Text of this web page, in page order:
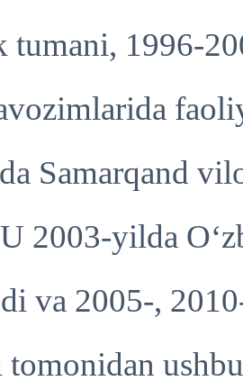
tumani, 1996-
Samarqand
2003-yilda
va 2005-,
tomonidan